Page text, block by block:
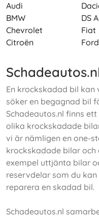
Audi
BMW
Chevrolet
Citroën
DS
Fiat
Ford
En krockskadad bil kan
söker en begagnad bil
Schadeautos.nl finns
olika krockskadade
vi är nämligen en one-
krockskadade bilar och
exempel uttjänta bilar
reservdelar som du
reparera en skadad bil.
Schadeautos.nl